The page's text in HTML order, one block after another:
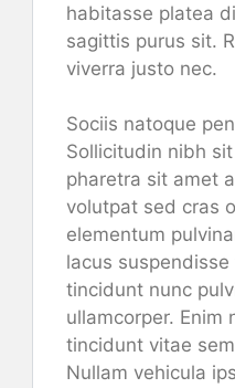
habitasse platea
sagittis purus sit.
viverra justo nec.
Sociis natoque
Sollicitudin nibh
pharetra sit amet
volutpat sed cras
elementum
lacus
tincidunt nunc
ullamcorper. Enim
tincidunt vitae
Nullam vehicula